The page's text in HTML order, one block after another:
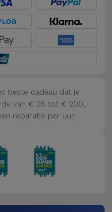
beste cadeau dat je
van € 25 tot € 200,
reparatie per uur!